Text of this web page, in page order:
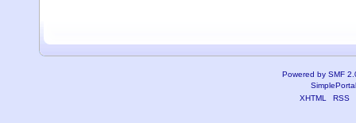
Powered by SMF
XHTML
RSS